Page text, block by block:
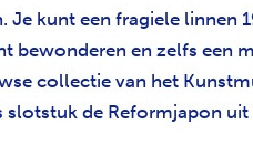
kunt een fragiele linnen
bewonderen en zelfs een
collectie van het
de Reformjapon uit